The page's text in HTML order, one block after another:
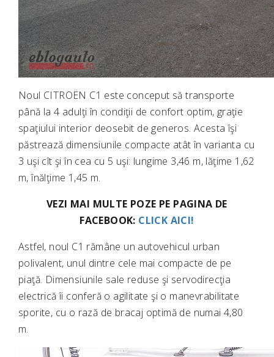
Noul CITROËN C1 este conceput să transporte
până la 4 adulţi în condiţii de confort optim, graţie
spaţiului interior deosebit de generos. Acesta îşi
păstrează dimensiunile compacte atât în varianta cu
3 uşi cît şi în cea cu 5 uşi: lungime 3,46 m, lăţime 1,62
m, înălţime 1,45 m.
VEZI MAI MULTE POZE PE PAGINA DE
FACEBOOK: CLICK AICI!
Astfel, noul C1 rămâne un autovehicul urban
polivalent, unul dintre cele mai compacte de pe
piaţă. Dimensiunile sale reduse şi servodirecţia
electrică îi conferă o agilitate şi o manevrabilitate
sporite, cu o rază de bracaj optimă de numai 4,80
m.